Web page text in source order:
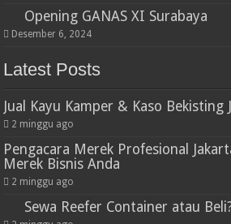
Opening GANAS XI Surabaya
Desember 6, 2024
Latest Posts
Jual Kayu Kamper & Kaso Bekisting
2 minggu ago
Pengacara Merek Profesional
Merek Bisnis Anda
2 minggu ago
Sewa Reefer Container atau